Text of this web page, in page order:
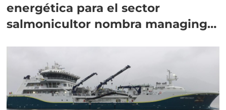
energética para el sector
salmonicultor nombra managing